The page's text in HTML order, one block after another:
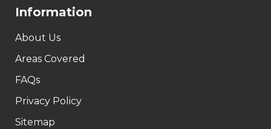
Information
About Us
Areas Covered
FAQs
Privacy Policy
Sitemap